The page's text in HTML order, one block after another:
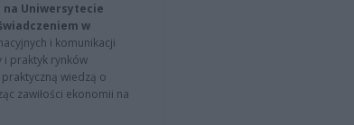
Uniwersytecie
w
i komunikacji
i praktyk rynków
wiedzą o
zawiłości ekonomii na